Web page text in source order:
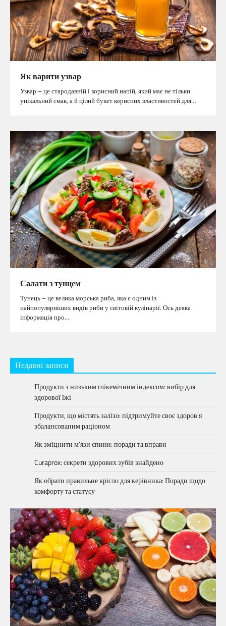
Як варити узвар
Узвар – це стародавній і корисний напій, який має не тільки
унікальний смак, а й цілий букет корисних властивостей для…
Салати з тунцем
Тунець – це велика морська риба, яка є одним із
найпопулярніших видів риби у світовій кулінарії. Ось деяка
інформація про…
Недавні записи
Продукти з низьким глікемічним індексом: вибір для
здорової їжі
Продукти, що містять залізо: підтримуйте своє здоров’я
збалансованим раціоном
Як зміцнити м’язи спини: поради та вправи
Curaprox: секрети здорових зубів знайдено
Як обрати правильне крісло для керівника: Поради щодо
комфорту та статусу